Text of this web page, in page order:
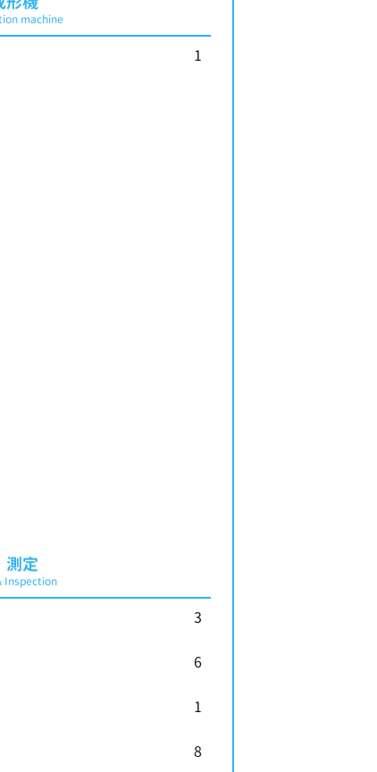
machine
1
測定
Inspection
3
6
1
8